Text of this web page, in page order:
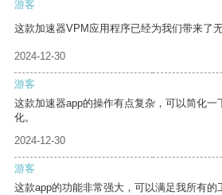
游客
这款加速器VPM应用程序已经为我们带来了
2024-12-30
游客
这款加速器app的操作有点复杂，可以简化
化。
2024-12-30
游客
这款app的功能非常强大，可以满足我所有